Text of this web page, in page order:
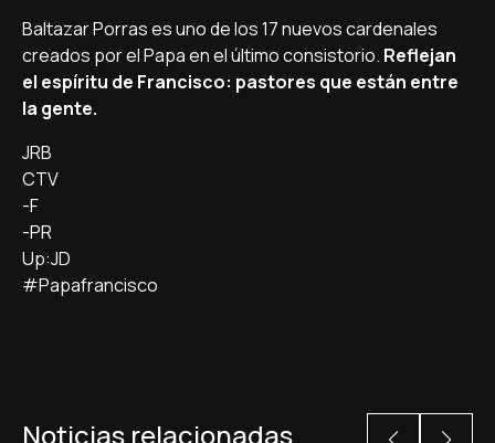
Baltazar Porras es uno de los 17 nuevos cardenales
creados por el Papa en el último consistorio. Reflejan
el espí­ritu de Francisco: pastores que están entre
la gente.
JRB
CTV
-F
-PR
Up:JD
#Papafrancisco
Noticias relacionadas